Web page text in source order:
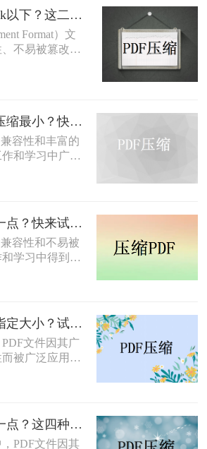
经常因超过邮
过长而影响办
怎么压缩小一
、操作难度、
个维度，对比
助您根据实际
pdf怎么压缩到500k以下？这二种压缩方法你可以轻松学会！
Format）文
不易被篡改的
一致性的能
分享中得到了
么pdf怎么压缩
介绍两种将
以下的方法。
pdf压缩文件怎么压缩最小？快来试着使用这三种压缩方法！
容性和丰富的
和学习中广泛
需要将PDF文
高效地存储和
用的PDF压缩
pdf怎么压缩的小一点？快来试试这4种压缩方法！
容性和不易被
学习中得到了
文件有时体积
输。那么pdf怎
如何把pdf压缩到指定大小？试试这4种压缩方法！
文件因其广
被广泛应用。
时，会带来传
空间等问题。
详细介绍四种
松应对这一挑
pdf怎么压缩的小一点？这四种压缩方法了解一下
PDF文件因其